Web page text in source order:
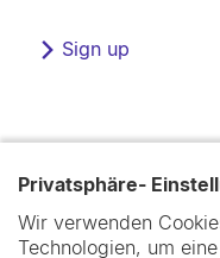
Privatsphäre-
Wir verwenden
Technologien, um
Sign up